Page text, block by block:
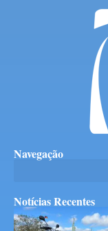
Navegação
Notícias Recentes